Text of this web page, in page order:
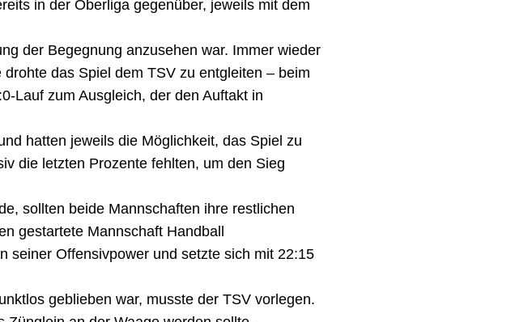
in der Oberliga gegenüber, jeweils mit dem
der Begegnung anzusehen war. Immer wieder
das Spiel dem TSV zu entgleiten – beim
Lauf zum Ausgleich, der den Auftakt in
hatten jeweils die Möglichkeit, das Spiel zu
die letzten Prozente fehlten, um den Sieg
sollten beide Mannschaften ihre restlichen
gestartete Mannschaft Handball
seiner Offensivpower und setzte sich mit 22:15
geblieben war, musste der TSV vorlegen.